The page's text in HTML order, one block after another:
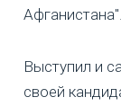
Выступил и
своей